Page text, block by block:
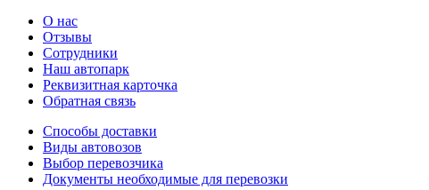
О нас
Отзывы
Сотрудники
Наш автопарк
Реквизитная карточка
Обратная связь
Способы доставки
Виды автовозов
Выбор перевозчика
Документы необходимые для перевозки